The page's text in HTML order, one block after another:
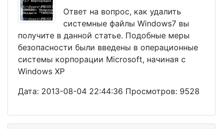
Ответ на вопрос, как удалить
системные файлы Windows7 вы
получите в данной статье. Подобные меры
безопасности были введены в операционные
системы корпорации Microsoft, начиная с
Windows XP
Дата: 2013-08-04 22:44:36 Просмотров: 9528